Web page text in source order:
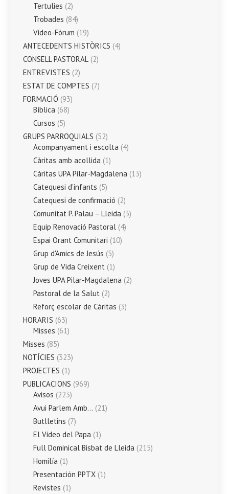
Tertulies (2)
Trobades (84)
Vídeo-Fòrum (19)
ANTECEDENTS HISTÒRICS (4)
CONSELL PASTORAL (2)
ENTREVISTES (2)
ESTAT DE COMPTES (7)
FORMACIÓ (93)
Bíblica (68)
Cursos (5)
GRUPS PARROQUIALS (52)
Acompanyament i escolta (4)
Càritas amb acollida (1)
Càritas UPA Pilar-Magdalena (13)
Catequesi d’infants (5)
Catequesi de confirmació (2)
Comunitat P. Palau – Lleida (3)
Equip Renovació Pastoral (4)
Espai Orant Comunitari (10)
Grup d'Amics de Jesús (5)
Grup de Vida Creixent (1)
Joves UPA Pilar-Magdalena (2)
Pastoral de la Salut (2)
Reforç escolar de Càritas (3)
HORARIS (63)
Misses (61)
Misses (85)
NOTÍCIES (323)
PROJECTES (1)
PUBLICACIONS (969)
Avisos (223)
Avui Parlem Amb… (21)
Butlletins (7)
El Vídeo del Papa (1)
Full Dominical Bisbat de Lleida (215)
Homilía (1)
Presentación PPTX (1)
Revistes (1)